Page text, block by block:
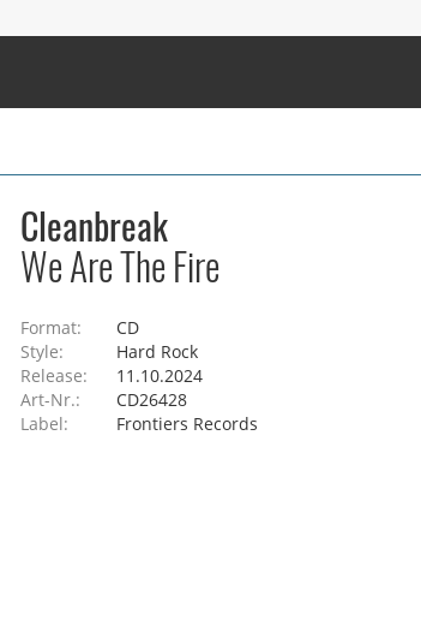
Cleanbreak
We Are The Fire
Format:
CD
Style:
Hard Rock
Release:
11.10.2024
Art-Nr.:
CD26428
Label:
Frontiers Records